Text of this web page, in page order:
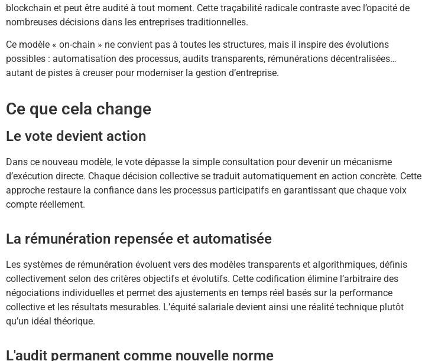
blockchain et peut être audité à tout moment. Cette traçabilité radicale contraste avec l’opacité de
nombreuses décisions dans les entreprises traditionnelles.
Ce modèle « on-chain » ne convient pas à toutes les structures, mais il inspire des évolutions
possibles : automatisation des processus, audits transparents, rémunérations décentralisées…
autant de pistes à creuser pour moderniser la gestion d’entreprise.
Ce que cela change
Le vote devient action
Dans ce nouveau modèle, le vote dépasse la simple consultation pour devenir un mécanisme
d’exécution directe. Chaque décision collective se traduit automatiquement en action concrète. Cette
approche restaure la confiance dans les processus participatifs en garantissant que chaque voix
compte réellement.
La rémunération repensée et automatisée
Les systèmes de rémunération évoluent vers des modèles transparents et algorithmiques, définis
collectivement selon des critères objectifs et évolutifs. Cette codification élimine l’arbitraire des
négociations individuelles et permet des ajustements en temps réel basés sur la performance
collective et les résultats mesurables. L’équité salariale devient ainsi une réalité technique plutôt
qu’un idéal théorique.
L'audit permanent comme nouvelle norme